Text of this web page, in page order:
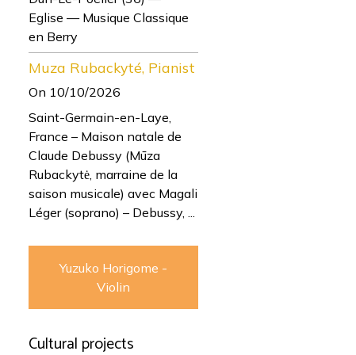
Eglise — Musique Classique
en Berry
Muza Rubackyté, Pianist
On 10/10/2026
Saint-Germain-en-Laye,
France – Maison natale de
Claude Debussy (Mūza
Rubackytė, marraine de la
saison musicale) avec Magali
Léger (soprano) – Debussy, ...
Yuzuko Horigome -
Violin
Cultural projects